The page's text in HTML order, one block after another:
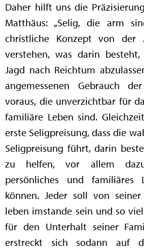
Daher hilft uns die
Matthäus: „Selig, die arm
christliche Konzept von
verstehen, was darin
Jagd nach Reichtum
angemessenen Gebrauch
voraus, die unverzichtbar für
familiäre Leben sind.
erste Seligpreisung, dass die
Seligpreisung führt, darin
zu helfen, vor allem
persönliches und familiäres
können. Jeder soll von
leben imstande sein und so
für den Unterhalt seiner
erstreckt sich sodann auf